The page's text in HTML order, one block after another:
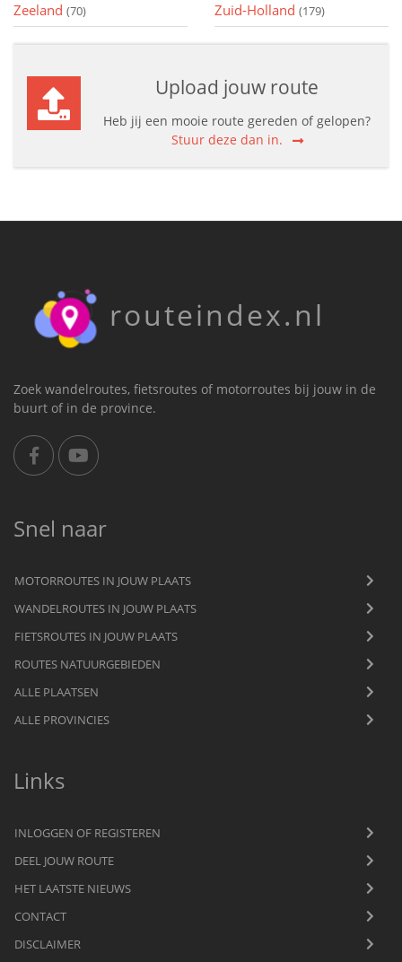
Zeeland (70) Zuid-Holland (179)
Upload jouw route
Heb jij een mooie route gereden of gelopen?
Stuur deze dan in.
routeindex.nl
Zoek wandelroutes, fietsroutes of motorroutes bij jouw in de
buurt of in de province.
Snel naar
MOTORROUTES IN JOUW PLAATS
WANDELROUTES IN JOUW PLAATS
FIETSROUTES IN JOUW PLAATS
ROUTES NATUURGEBIEDEN
ALLE PLAATSEN
ALLE PROVINCIES
Links
INLOGGEN OF REGISTEREN
DEEL JOUW ROUTE
HET LAATSTE NIEUWS
CONTACT
DISCLAIMER